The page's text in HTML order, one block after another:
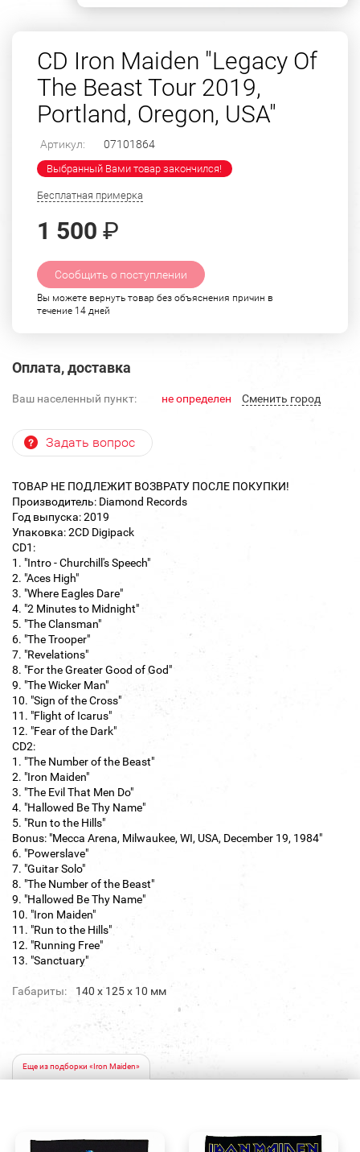
CD Iron Maiden "Legacy Of
The Beast Tour 2019,
Portland, Oregon, USA"
Артикул: 07101864
Выбранный Вами товар закончился!
Бесплатная примерка
1 500 ₽
Сообщить о поступлении
Вы можете вернуть товар без объяснения причин в
течение 14 дней
Оплата, доставка
Ваш населенный пункт: не определен Cменить город
Задать вопрос
ТОВАР НЕ ПОДЛЕЖИТ ВОЗВРАТУ ПОСЛЕ ПОКУПКИ!
Производитель: Diamond Records
Год выпуска: 2019
Упаковка: 2CD Digipack
CD1:
1. "Intro - Churchill's Speech"
2. "Aces High"
3. "Where Eagles Dare"
4. "2 Minutes to Midnight"
5. "The Clansman"
6. "The Trooper"
7. "Revelations"
8. "For the Greater Good of God"
9. "The Wicker Man"
10. "Sign of the Cross"
11. "Flight of Icarus"
12. "Fear of the Dark"
CD2:
1. "The Number of the Beast"
2. "Iron Maiden"
3. "The Evil That Men Do"
4. "Hallowed Be Thy Name"
5. "Run to the Hills"
Bonus: "Mecca Arena, Milwaukee, WI, USA, December 19, 1984"
6. "Powerslave"
7. "Guitar Solo"
8. "The Number of the Beast"
9. "Hallowed Be Thy Name"
10. "Iron Maiden"
11. "Run to the Hills"
12. "Running Free"
13. "Sanctuary"
Габариты: 140 х 125 х 10 мм
Еще из подборки «Iron Maiden»